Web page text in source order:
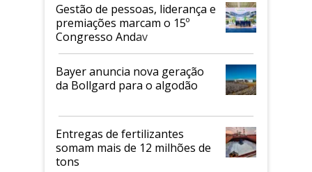
Gestão de pessoas, liderança e
premiações marcam o 15º
Congresso Andav
Bayer anuncia nova geração
da Bollgard para o algodão
Entregas de fertilizantes
somam mais de 12 milhões de
tons